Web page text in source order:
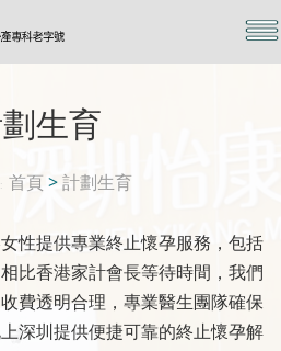
生育
首頁>計劃生育
性提供專業終止懷孕服務，包括
比香港家計會長等待時間，我們
費透明合理，專業醫生團隊確保
深圳提供便捷可靠的終止懷孕解